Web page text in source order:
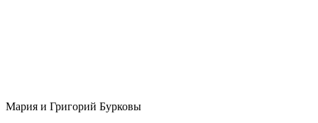
Мария и Григорий Бурковы